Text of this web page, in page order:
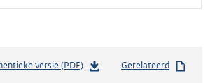
versie (PDF)b
Gerelateerd